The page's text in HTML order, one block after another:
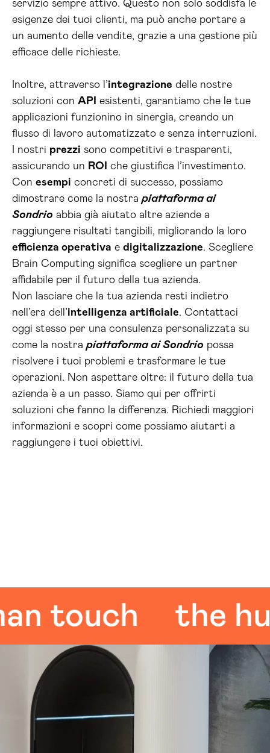
servizio sempre attivo. Questo non solo soddisfa le
esigenze dei tuoi clienti, ma può anche portare a
un aumento delle vendite, grazie a una gestione più
efficace delle richieste.
Inoltre, attraverso l’integrazione delle nostre
soluzioni con API esistenti, garantiamo che le tue
applicazioni funzionino in sinergia, creando un
flusso di lavoro automatizzato e senza interruzioni.
I nostri prezzi sono competitivi e trasparenti,
assicurando un ROI
che giustifica l’investimento.
Con esempi concreti di successo, possiamo
dimostrare come la nostra piattaforma ai
Sondrio abbia già aiutato altre aziende a
raggiungere risultati tangibili, migliorando la loro
efficienza operativa e digitalizzazione. Scegliere
Brain Computing significa scegliere un partner
affidabile per il futuro della tua azienda.
Non lasciare che la tua azienda resti indietro
nell’era dell’intelligenza artificiale. Contattaci
oggi stesso per una consulenza personalizzata su
come la nostra piattaforma ai Sondrio possa
risolvere i tuoi problemi e trasformare le tue
operazioni. Non aspettare oltre: il futuro della tua
azienda è a un passo. Siamo qui per offrirti
soluzioni che fanno la differenza. Richiedi maggiori
informazioni e scopri come possiamo aiutarti a
raggiungere i tuoi obiettivi.
the